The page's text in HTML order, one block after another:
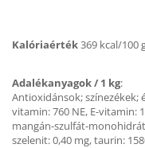
Kalóriaérték369 kcal/100
Adalékanyagok / 1 kg:
Antioxidánsok; színezékek;
vitamin: 760 NE, E-vitamin:
mangán-szulfát-
szelenit: 0,40 mg, taurin: